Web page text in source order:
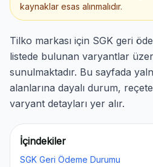
kaynaklar esas alınmalıdır.
Tilko markası için SGK geri
listede bulunan varyantlar
sunulmaktadır. Bu sayfada
alanlarına dayalı durum, reçete
varyant detayları yer alır.
İçindekiler
SGK Geri Ödeme Durumu